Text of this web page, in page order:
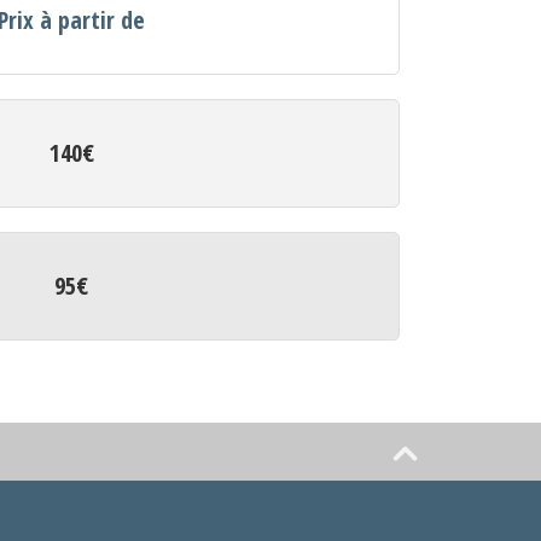
Prix à partir de
140€
95€